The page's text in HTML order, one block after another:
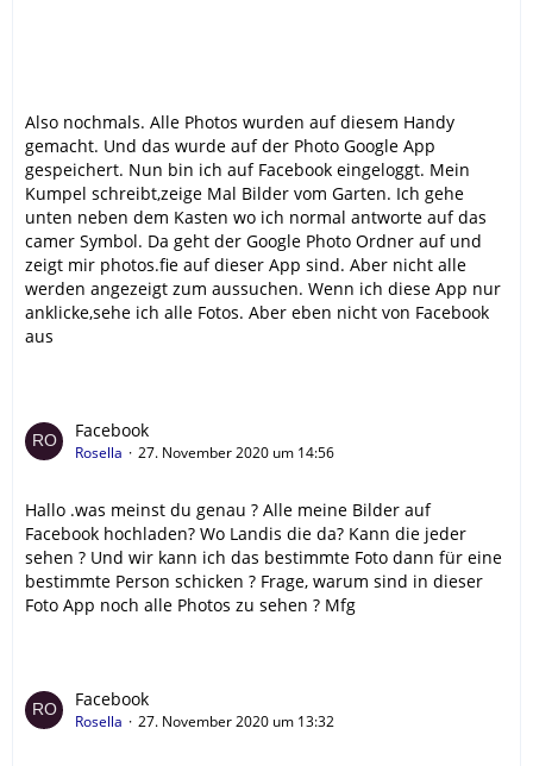
Also nochmals. Alle Photos wurden auf diesem Handy
gemacht. Und das wurde auf der Photo Google App
gespeichert. Nun bin ich auf Facebook eingeloggt. Mein
Kumpel schreibt,zeige Mal Bilder vom Garten. Ich gehe
unten neben dem Kasten wo ich normal antworte auf das
camer Symbol. Da geht der Google Photo Ordner auf und
zeigt mir photos.fie auf dieser App sind. Aber nicht alle
werden angezeigt zum aussuchen. Wenn ich diese App nur
anklicke,sehe ich alle Fotos. Aber eben nicht von Facebook
aus
Facebook
Rosella 27. November 2020 um 14:56
Hallo .was meinst du genau ? Alle meine Bilder auf
Facebook hochladen? Wo Landis die da? Kann die jeder
sehen ? Und wir kann ich das bestimmte Foto dann für eine
bestimmte Person schicken ? Frage, warum sind in dieser
Foto App noch alle Photos zu sehen ? Mfg
Facebook
Rosella 27. November 2020 um 13:32